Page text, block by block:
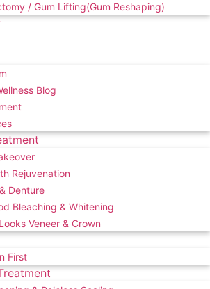
/ Gum Lifting(Gum Reshaping)
Blog
Rejuvenation
Denture
Bleaching & Whitening
Veneer & Crown
First